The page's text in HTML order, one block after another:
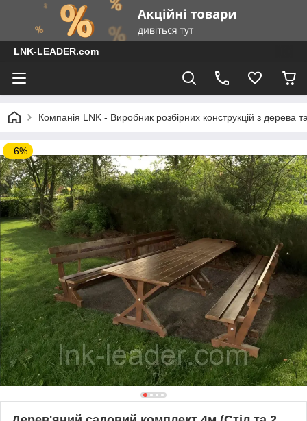
LNK-LEADER.com
Компанія LNK - Виробник розбірних конструкцій з дерева
–6%